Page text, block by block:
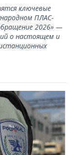
ключевые
ПЛАС-
2026» —
о настоящем и